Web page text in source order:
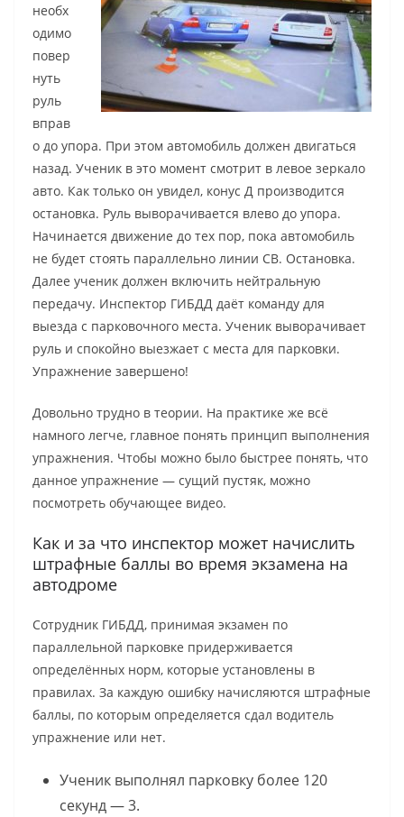
необх
одимо
повер
нуть
руль
вправ
о до упора. При этом автомобиль должен двигаться
назад. Ученик в это момент смотрит в левое зеркало
авто. Как только он увидел, конус Д производится
остановка. Руль выворачивается влево до упора.
Начинается движение до тех пор, пока автомобиль
не будет стоять параллельно линии СВ. Остановка.
Далее ученик должен включить нейтральную
передачу. Инспектор ГИБДД даёт команду для
выезда с парковочного места. Ученик выворачивает
руль и спокойно выезжает с места для парковки.
Упражнение завершено!
Довольно трудно в теории. На практике же всё
намного легче, главное понять принцип выполнения
упражнения. Чтобы можно было быстрее понять, что
данное упражнение — сущий пустяк, можно
посмотреть обучающее видео.
Как и за что инспектор может начислить
штрафные баллы во время экзамена на
автодроме
Сотрудник ГИБДД, принимая экзамен по
параллельной парковке придерживается
определённых норм, которые установлены в
правилах. За каждую ошибку начисляются штрафные
баллы, по которым определяется сдал водитель
упражнение или нет.
Ученик выполнял парковку более 120
секунд — 3.